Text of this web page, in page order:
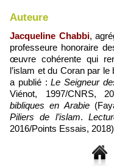
Auteure
Jacqueline Chabbi,
professeure honoraire
œuvre cohérente qui
l’islam et du Coran par le
a publié :Le Seigneur
Viénot, 1997/CNRS,
bibliques en Arabie
Piliers de l’islam.
2016/Points Essais,